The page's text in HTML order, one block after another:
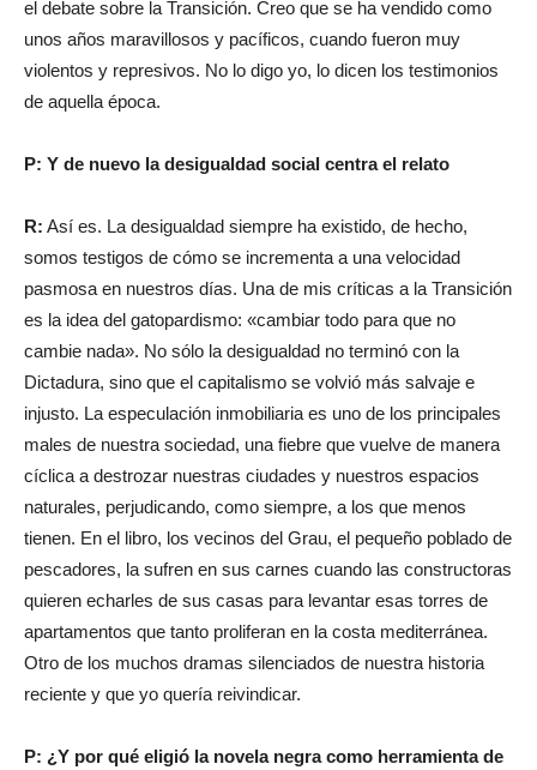
el debate sobre la Transición. Creo que se ha vendido como
unos años maravillosos y pacíficos, cuando fueron muy
violentos y represivos. No lo digo yo, lo dicen los testimonios
de aquella época.
P: Y de nuevo la desigualdad social centra el relato
R: Así es. La desigualdad siempre ha existido, de hecho,
somos testigos de cómo se incrementa a una velocidad
pasmosa en nuestros días. Una de mis críticas a la Transición
es la idea del gatopardismo: «cambiar todo para que no
cambie nada». No sólo la desigualdad no terminó con la
Dictadura, sino que el capitalismo se volvió más salvaje e
injusto. La especulación inmobiliaria es uno de los principales
males de nuestra sociedad, una fiebre que vuelve de manera
cíclica a destrozar nuestras ciudades y nuestros espacios
naturales, perjudicando, como siempre, a los que menos
tienen. En el libro, los vecinos del Grau, el pequeño poblado de
pescadores, la sufren en sus carnes cuando las constructoras
quieren echarles de sus casas para levantar esas torres de
apartamentos que tanto proliferan en la costa mediterránea.
Otro de los muchos dramas silenciados de nuestra historia
reciente y que yo quería reivindicar.
P: ¿Y por qué eligió la novela negra como herramienta de